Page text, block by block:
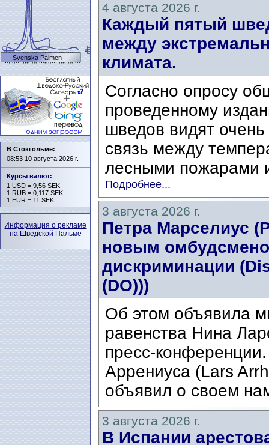
4 августа 2026 г.
Каждый пятый
между
климата.
Согласно опросу
проведенному
шведов видят
связь между
лесными пожарами
Подробнее...
3 августа 2026 г.
Петра Марселиус
новым
дискриминации
(DO)))
Об этом объявила
равенства Нина
пресс-
Аррениуса (Lars
объявил о своем
3 августа 2026 г.
В Испании
Svenska Palmen
В Стокгольме:
08:53 10 августа 2026 г.
Курсы валют:
1 USD = 9,56 SEK
1 RUB = 0,117 SEK
1 EUR = 11 SEK
Информация о рекламе
на Шведской Пальме